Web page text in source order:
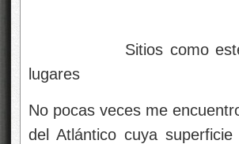
Sitios como este, en
lugares
No pocas veces me
del Atlántico cuya